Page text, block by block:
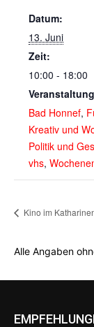
Datum:
13. Juni
Zeit:
10:00 - 18:00
Bad Honnef,
Kreativ und
Politik und
vhs,
Kino im
Alle Angaben